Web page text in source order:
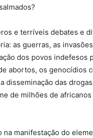
e terríveis debates e
as guerras, as
dos povos indefesos
abortos, os genocídios
disseminação das
de milhões de
manifestação do